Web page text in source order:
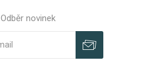
Odběr novinek